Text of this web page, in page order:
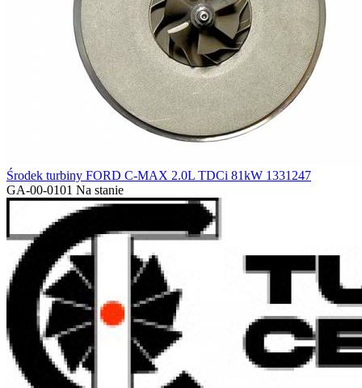
Środek turbiny FORD C-MAX 2.0L TDCi 81kW 1331247
GA-00-0101 Na stanie